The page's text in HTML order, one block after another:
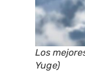
Los
Yuge)